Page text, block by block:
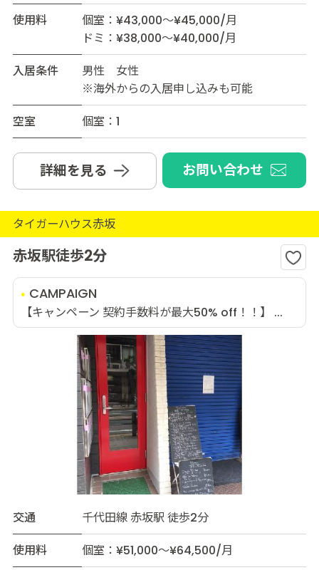
使用料
個室：¥43,000～¥45,000/月
ドミ：¥38,000～¥40,000/月
入居条件
男性 女性
※海外からの入居申し込みも可能
空室
個室：1
詳細を見る お問い合わせ
タイガーハウス赤坂
赤坂駅徒歩2分
CAMPAIGN
【キャンペーン 契約手数料が最大50% off！！】 ...
交通
千代田線 赤坂駅 徒歩2分
使用料
個室：¥51,000～¥64,500/月